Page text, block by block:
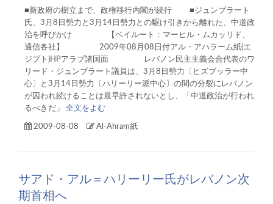
■新政府の樹立まで、政権移行内閣が続行 ■ジュンブラート
氏、3月8日勢力と3月14日勢力との駆け引きから離れた、中道政
治を呼びかけ 【ベイルート：マーヒル・ムカッリド、
通信各社】 2009年08月08日付アル・アハラーム紙(エ
ジプト)HPアラブ諸国面 レバノン民主主義会合代表のワ
リード・ジュンブラート議員は、3月8日勢力〔ヒズブッラー中
心〕と3月14日勢力〔ハリーリー派中心〕の間の分裂にレバノン
が囚われ続けることは最早許されないとし、「中道政治が行われ
るべきだ」 全文をよむ
2009-08-08 Al-Ahram紙
サアド・アル＝ハリーリー氏がレバノン次
期首相へ